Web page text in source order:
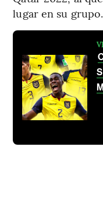
lugar en su grupo.